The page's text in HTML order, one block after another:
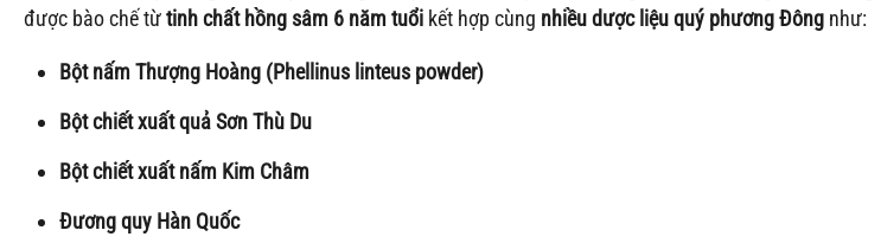
được bào chế từtinh chất hồng sâm 6 năm tuổi kết hợp cùng nhiều dược liệu quý phương Đông như:
Bột nấm Thượng Hoàng (Phellinus linteus powder)
Bột chiết xuất quả Sơn Thù Du
Bột chiết xuất nấm Kim Châm
Đương quy Hàn Quốc